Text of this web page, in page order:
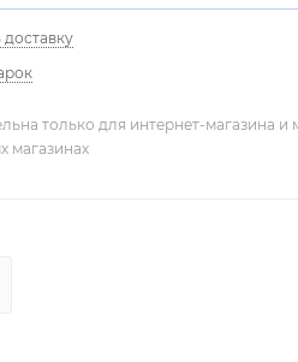
доставку
только для интернет-магазина и
магазинах